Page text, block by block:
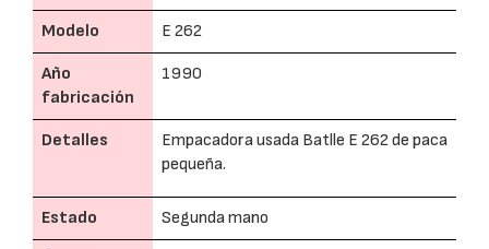
Modelo E 262
Año
fabricación
1990
Detalles
Empacadora usada Batlle E 262 de paca
pequeña.
Estado Segunda mano